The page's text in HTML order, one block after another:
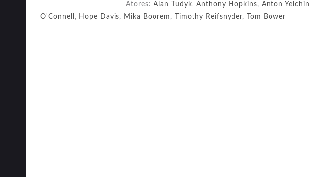
Atores: Alan Tudyk, Anthony Hopkins, Anton Yelchin
O'Connell , Hope Davis, Mika Boorem , Timothy Reifsnyder, Tom Bower